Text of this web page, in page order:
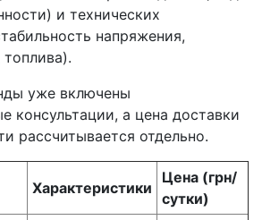
и технических
напряжения,
уже включены
консультации, а цена доставки
рассчитывается отдельно.
Характеристики
Цена (грн/
сутки)